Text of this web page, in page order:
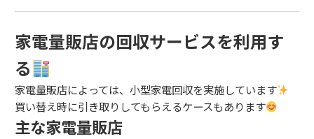
家電量販店の回収サービスを利用す
る
家電量販店によっては、小型家電回収を実施しています
買い替え時に引き取りしてもらえるケースもあります
主な家電量販店